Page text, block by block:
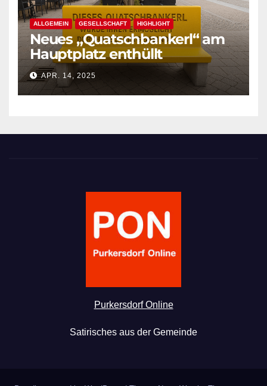
ALLGEMEIN GESELLSCHAFT HIGHLIGHT
Neues „Quatschbankerl“ am
Hauptplatz enthüllt
APR. 14, 2025
Purkersdorf Online
Satirisches aus der Gemeinde